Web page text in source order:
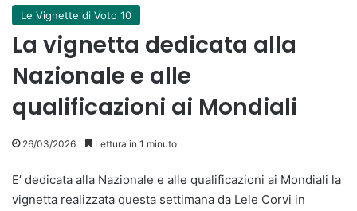
Le Vignette di Voto 10
La vignetta dedicata alla
Nazionale e alle
qualificazioni ai Mondiali
26/03/2026 Lettura in 1 minuto
E’ dedicata alla Nazionale e alle qualificazioni ai Mondiali la
vignetta realizzata questa settimana da Lele Corvi in